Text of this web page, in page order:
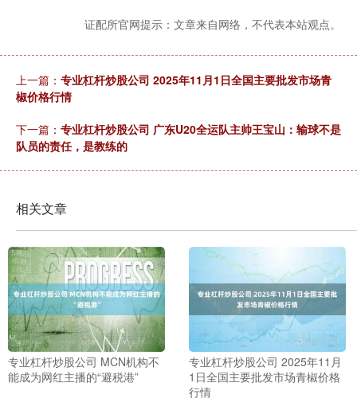
证配所官网提示：文章来自网络，不代表本站观点。
上一篇： 专业杠杆炒股公司 2025年11月1日全国主要批发市场青
椒价格行情
下一篇： 专业杠杆炒股公司 广东U20全运队主帅王宝山：输球不是
队员的责任，是教练的
相关文章
专业杠杆炒股公司 MCN机构不
能成为网红主播的“避税港”
专业杠杆炒股公司 2025年11月
1日全国主要批发市场青椒价格
行情